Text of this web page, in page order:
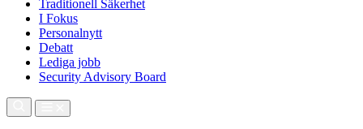
Traditionell Säkerhet
I Fokus
Personalnytt
Debatt
Lediga jobb
Security Advisory Board